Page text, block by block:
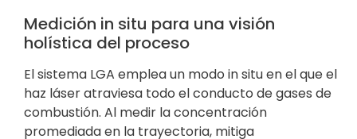
Medición in situ para una visión
holística del proceso
El sistema LGA emplea un modo in situ en el que el
haz láser atraviesa todo el conducto de gases de
combustión. Al medir la concentración
promediada en la trayectoria, mitiga